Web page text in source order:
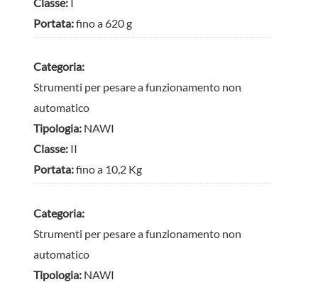
Classe:
Portata:fino a 620 g
Categoria:
Strumenti per pesare a funzionamento non
automatico
Tipologia: NAWI
Classe: II
Portata:fino a 10,2 Kg
Categoria:
Strumenti per pesare a funzionamento non
automatico
Tipologia: NAWI